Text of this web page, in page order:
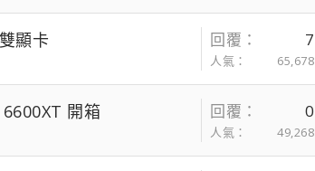
顯卡 回覆 7
人氣 65,678
開箱 回覆 0
人氣 49,268